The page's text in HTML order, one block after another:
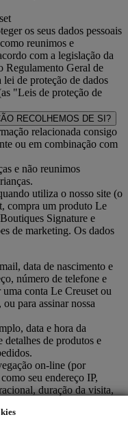
os seus dados pessoais
reunimos e
com a legislação da
Regulamento Geral de
de proteção de dados
"Leis de proteção de
RECOLHEMOS DE SI?
relacionada consigo
ou em combinação com
e não reunimos
utiliza o nosso site (o
compra um produto Le
Signature e
de marketing. Os dados
data de nascimento e
número de telefone e
conta Le Creuset ou
para assinar nossa
data e hora da
detalhes de produtos e
on-line (por
seu endereço IP,
duração da visita,
registrado ou não),